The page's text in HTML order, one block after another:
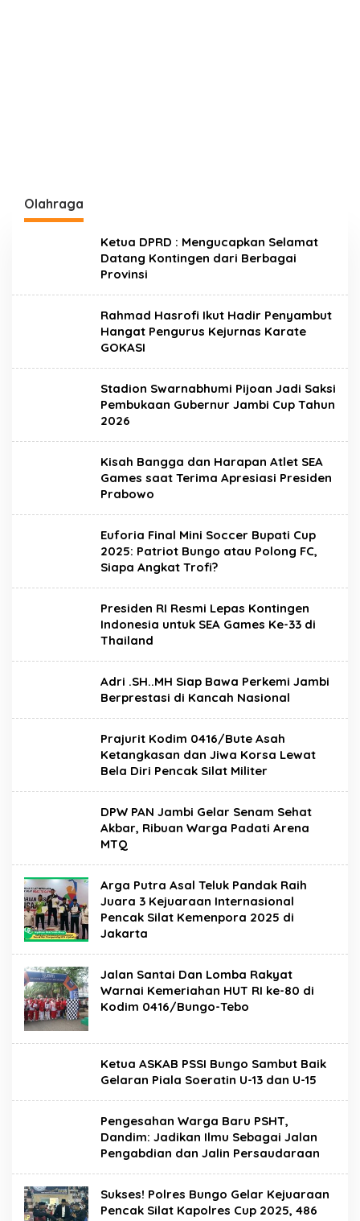
Olahraga
Ketua DPRD : Mengucapkan Selamat
Datang Kontingen dari Berbagai
Provinsi
Rahmad Hasrofi Ikut Hadir Penyambut
Hangat Pengurus Kejurnas Karate
GOKASI
Stadion Swarnabhumi Pijoan Jadi Saksi
Pembukaan Gubernur Jambi Cup Tahun
2026
Kisah Bangga dan Harapan Atlet SEA
Games saat Terima Apresiasi Presiden
Prabowo
Euforia Final Mini Soccer Bupati Cup
2025: Patriot Bungo atau Polong FC,
Siapa Angkat Trofi?
Presiden RI Resmi Lepas Kontingen
Indonesia untuk SEA Games Ke-33 di
Thailand
Adri .SH..MH Siap Bawa Perkemi Jambi
Berprestasi di Kancah Nasional
Prajurit Kodim 0416/Bute Asah
Ketangkasan dan Jiwa Korsa Lewat
Bela Diri Pencak Silat Militer
DPW PAN Jambi Gelar Senam Sehat
Akbar, Ribuan Warga Padati Arena
MTQ
Arga Putra Asal Teluk Pandak Raih
Juara 3 Kejuaraan Internasional
Pencak Silat Kemenpora 2025 di
Jakarta
Jalan Santai Dan Lomba Rakyat
Warnai Kemeriahan HUT RI ke-80 di
Kodim 0416/Bungo-Tebo
Ketua ASKAB PSSI Bungo Sambut Baik
Gelaran Piala Soeratin U-13 dan U-15
Pengesahan Warga Baru PSHT,
Dandim: Jadikan Ilmu Sebagai Jalan
Pengabdian dan Jalin Persaudaraan
Sukses! Polres Bungo Gelar Kejuaraan
Pencak Silat Kapolres Cup 2025, 486